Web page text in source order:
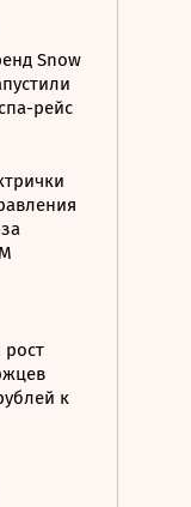
Snow
рейс
рост
к